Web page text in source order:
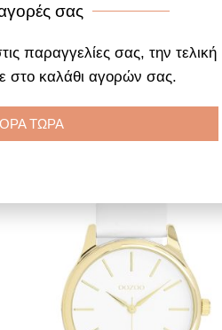
Oozoo Timepieces,
Brown Leather Strap
Προσθήκη στο καλάθι
σας
παραγγελίες σας, την τελική
στο καλάθι αγορών σας.
ΤΩΡΑ